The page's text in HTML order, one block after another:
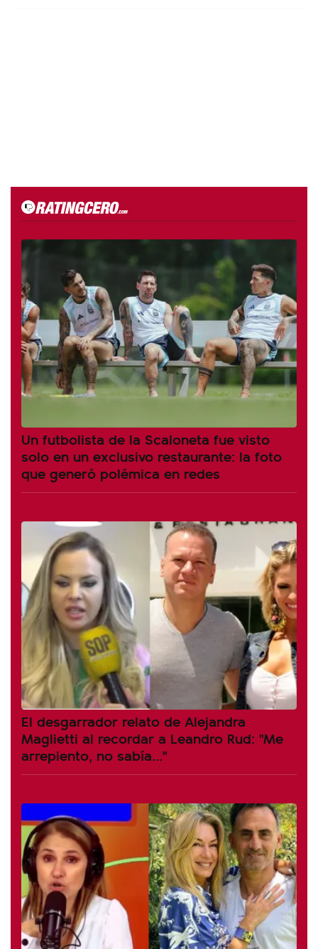
Un futbolista de la Scaloneta fue visto
solo en un exclusivo restaurante: la foto
que generó polémica en redes
El desgarrador relato de Alejandra
Maglietti al recordar a Leandro Rud: "Me
arrepiento, no sabía..."